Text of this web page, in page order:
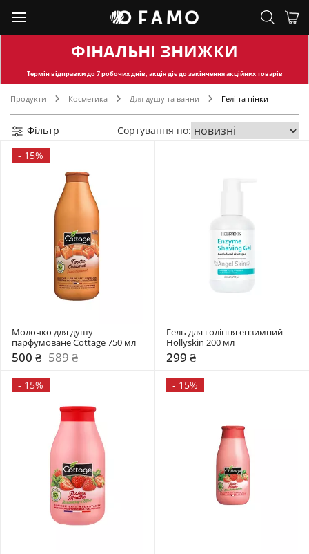
ФІНАЛЬНІ ЗНИЖКИ
Термін відправкидо 7 робочих днів, акція діє до закінчення акційних товарів
Продукти Косметика Для душу та ванни Гелі та пінки
Фільтр
Сортування по:
- 15%
Молочко для душу
парфумоване Cottage 750 мл
500 ₴ 589 ₴
Гель для гоління ензимний
Hollyskin 200 мл
299 ₴
- 15% - 15%